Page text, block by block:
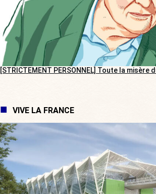
[STRICTEMENT PERSONNEL] Toute la misère
VIVE LA FRANCE